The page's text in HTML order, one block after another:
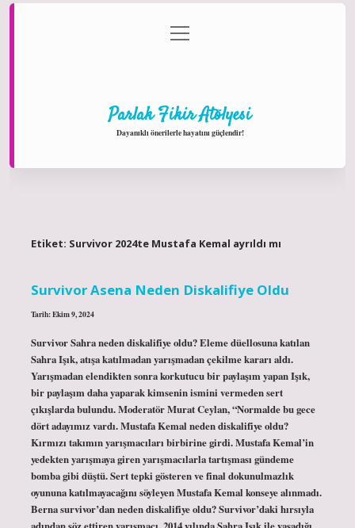
Gizlilik Politikası
menüyü
aç
Parlak Fikir Atölyesi
Dayanıklı önerilerle hayatını güçlendir!
Etiket: Survivor 2024te Mustafa Kemal ayrıldı mı
Survivor Asena Neden Diskalifiye Oldu
Tarih: Ekim 9, 2024
Survivor Sahra neden diskalifiye oldu? Eleme düellosuna katılan
Sahra Işık, atışa katılmadan yarışmadan çekilme kararı aldı.
Yarışmadan elendikten sonra korkutucu bir paylaşım yapan Işık,
bir paylaşım daha yaparak kimsenin ismini vermeden sert
çıkışlarda bulundu. Moderatör Murat Ceylan, “Normalde bu gece
dört adayımız vardı. Mustafa Kemal neden diskalifiye oldu?
Kırmızı takımın yarışmacıları birbirine girdi. Mustafa Kemal’in
yedekten yarışmaya giren yarışmacılarla tartışması gündeme
bomba gibi düştü. Sert tepki gösteren ve final dokunulmazlık
oyununa katılmayacağını söyleyen Mustafa Kemal konseye alınmadı.
Berna survivor’dan neden diskalifiye oldu? Survivor’daki hırsıyla